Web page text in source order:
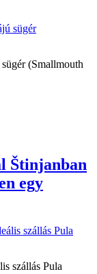
(Smallmouth
Štinjanban
egy
szállás Pula